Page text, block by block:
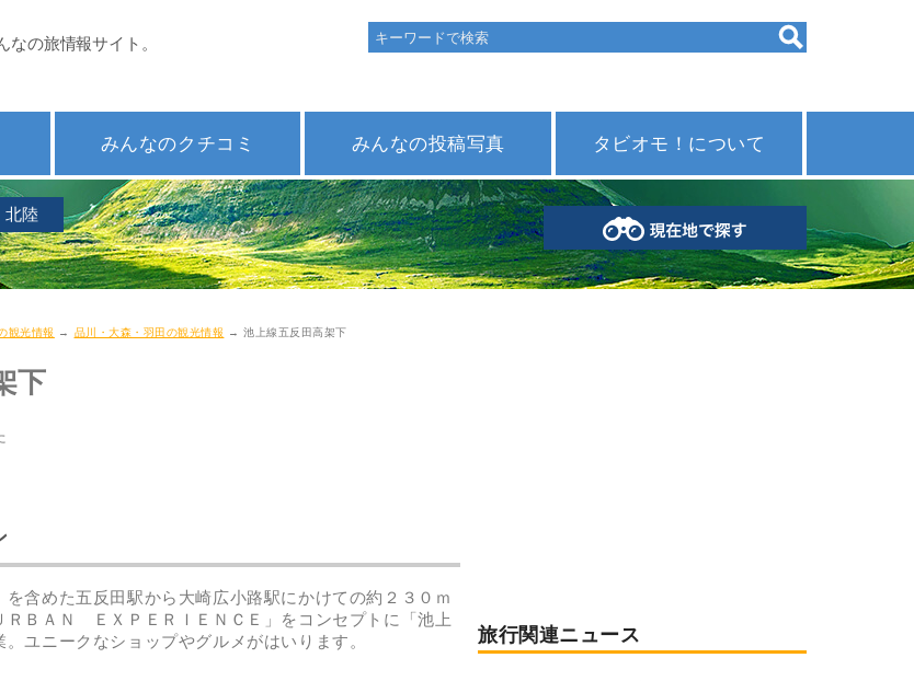
みんなのクチコミ みんなの投稿写真 タビオモ！について
北陸
観光情報 → 品川・大森・羽田の観光情報 → 池上線五反田高架下
下
を含めた五反田駅から大崎広小路駅にかけての約２３０ｍ
ＲＢＡＮ ＥＸＰＥＲＩＥＮＣＥ」をコンセプトに「池上
ユニークなショップやグルメがはいります。
旅行関連ニュース